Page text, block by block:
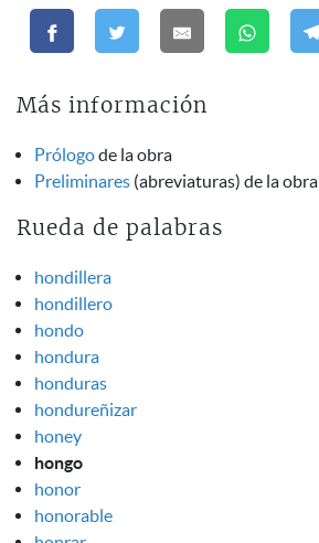
Más información
Prólogode la obra
Preliminares (abreviaturas) de la obra
Rueda de palabras
hondillera
hondillero
hondo
hondura
honduras
hondureñizar
honey
hongo
honor
honorable